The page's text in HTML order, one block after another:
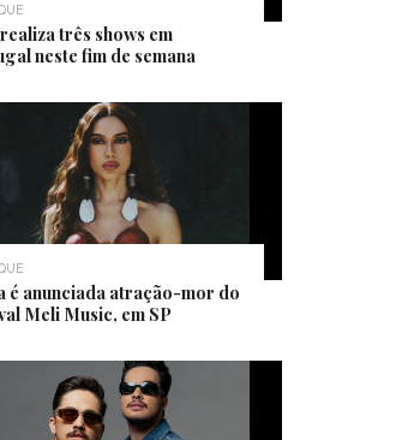
três shows em
neste fim de semana
é anunciada atração-mor do
Meli Music, em SP